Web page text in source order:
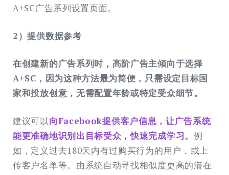
A+SC广告系列设置页面。
2）提供数据参考
在创建新的广告系列时，高阶广告主倾向于选择
A+SC，因为这种方法最为简便，只需设定目标国
家和投放创意，无需配置年龄或特定受众细节。
建议可以向Facebook提供客户信息，让广告系统
能更准确地识别出目标受众，快速完成学习。例
如，定义过去180天内有过购买行为的用户，或上
传客户名单等。由系统自动寻找相似度更高的潜在